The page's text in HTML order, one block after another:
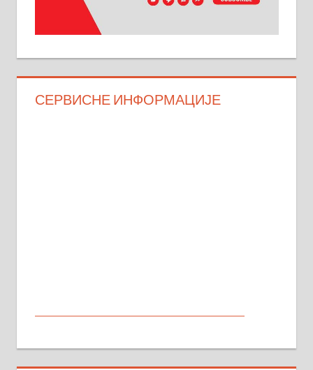
СЕРВИСНЕ ИНФОРМАЦИЈЕ